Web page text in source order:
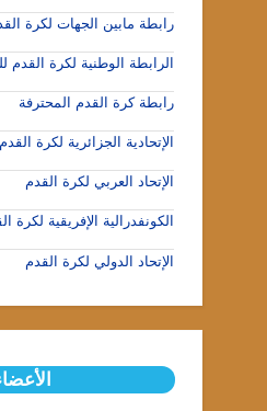
رابطة مابين الجهات لكرة
الرابطة الوطنية لكرة القدم
رابطة كرة القدم المحترفة
الإتحادية الجزائرية لكرة القدم
الإتحاد العربي لكرة القدم
الكونفدرالية الإفريقية لكرة
الإتحاد الدولي لكرة القدم